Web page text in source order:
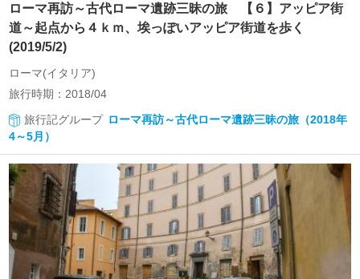
ローマ再訪～古代ローマ遺跡三昧の旅 【６】アッピア街
道～起点から４ｋｍ、埃っぽいアッピア街道を歩く
(2019/5/2)
ローマ(イタリア)
旅行時期：2018/04
旅行記グループ ローマ再訪～古代ローマ遺跡三昧の旅（2018年
4～5月）